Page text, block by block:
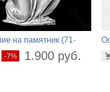
на памятник (71-
-7% 1.900 руб.